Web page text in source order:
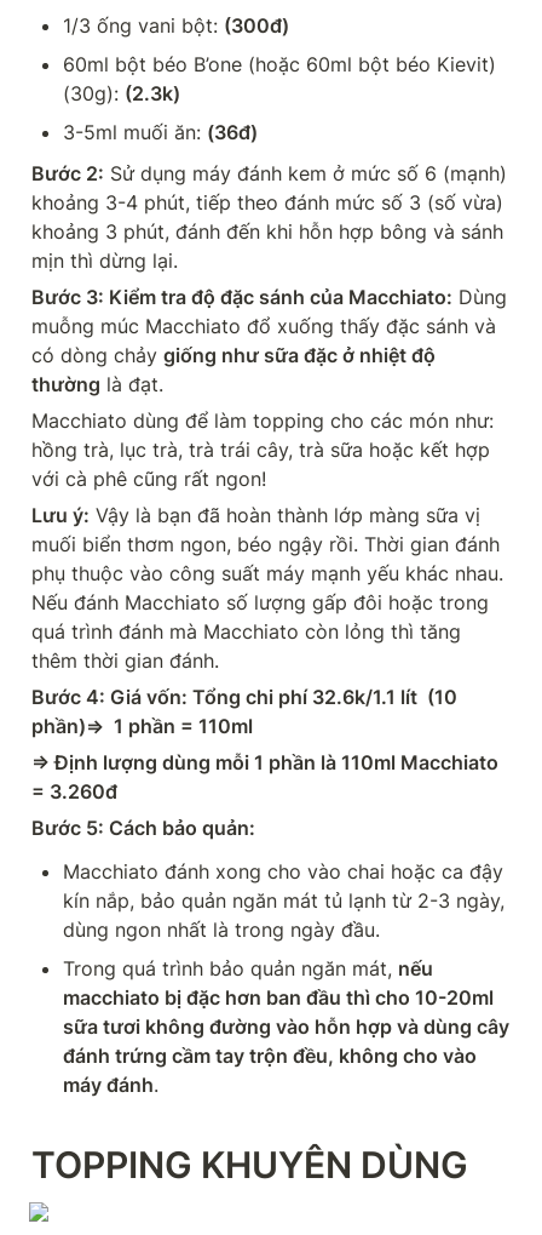
1/3 ống vani bột: (300đ)
60ml bột béo B’one (hoặc 60ml bột béo Kievit)
(30g): (2.3k)
3-5ml muối ăn: (36đ)
Bước 2: Sử dụng máy đánh kem ở mức số 6 (mạnh)
khoảng 3-4 phút, tiếp theo đánh mức số 3 (số vừa)
khoảng 3 phút, đánh đến khi hỗn hợp bông và sánh
mịn thì dừng lại.
Bước 3: Kiểm tra độ đặc sánh của Macchiato: Dùng
muỗng múc Macchiato đổ xuống thấy đặc sánh và
có dòng chảy giống như sữa đặc ở nhiệt độ
thường là đạt.
Macchiato dùng để làm topping cho các món như:
hồng trà, lục trà, trà trái cây, trà sữa hoặc kết hợp
với cà phê cũng rất ngon!
Lưu ý: Vậy là bạn đã hoàn thành lớp màng sữa vị
muối biển thơm ngon, béo ngậy rồi. Thời gian đánh
phụ thuộc vào công suất máy mạnh yếu khác nhau.
Nếu đánh Macchiato số lượng gấp đôi hoặc trong
quá trình đánh mà Macchiato còn lỏng thì tăng
thêm thời gian đánh.
Bước 4: Giá vốn: Tổng chi phí 32.6k/1.1 lít  (10
phần)=>  1 phần = 110ml
=> Định lượng dùng mỗi 1 phần là 110ml Macchiato
= 3.260đ
Bước 5: Cách bảo quản:
Macchiato đánh xong cho vào chai hoặc ca đậy
kín nắp, bảo quản ngăn mát tủ lạnh từ 2-3 ngày,
dùng ngon nhất là trong ngày đầu.
Trong quá trình bảo quản ngăn mát, nếu
macchiato bị đặc hơn ban đầu thì cho 10-20ml
sữa tươi không đường vào hỗn hợp và dùng cây
đánh trứng cầm tay trộn đều, không cho vào
máy đánh.
TOPPING KHUYÊN DÙNG